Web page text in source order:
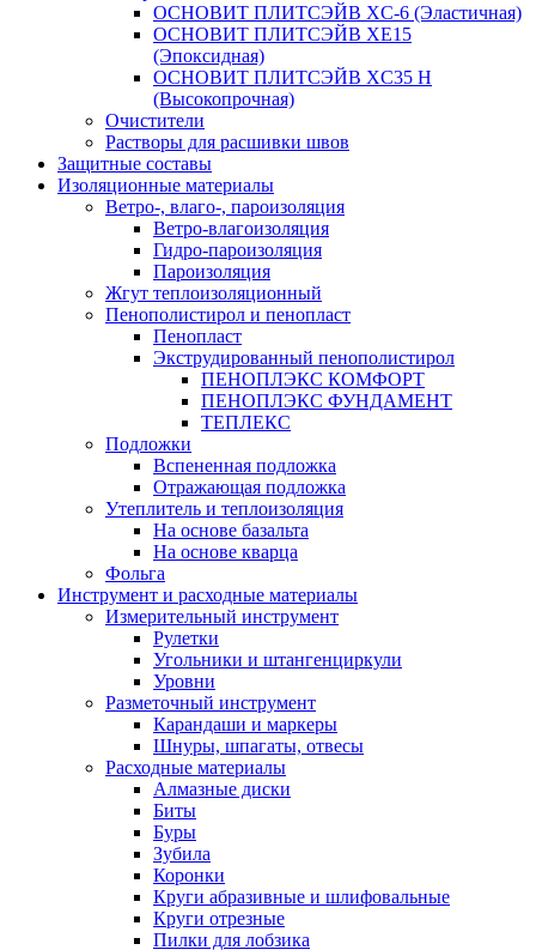
ОСНОВИТ ПЛИТСЭЙВ XC-6 (Эластичная)
ОСНОВИТ ПЛИТСЭЙВ XЕ15
(Эпоксидная)
ОСНОВИТ ПЛИТСЭЙВ XС35 Н
(Высокопрочная)
Очистители
Растворы для расшивки швов
Защитные составы
Изоляционные материалы
Ветро-, влаго-, пароизоляция
Ветро-влагоизоляция
Гидро-пароизоляция
Пароизоляция
Жгут теплоизоляционный
Пенополистирол и пенопласт
Пенопласт
Экструдированный пенополистирол
ПЕНОПЛЭКС КОМФОРТ
ПЕНОПЛЭКС ФУНДАМЕНТ
ТЕПЛЕКС
Подложки
Вспененная подложка
Отражающая подложка
Утеплитель и теплоизоляция
На основе базальта
На основе кварца
Фольга
Инструмент и расходные материалы
Измерительный инструмент
Рулетки
Угольники и штангенциркули
Уровни
Разметочный инструмент
Карандаши и маркеры
Шнуры, шпагаты, отвесы
Расходные материалы
Алмазные диски
Биты
Буры
Зубила
Коронки
Круги абразивные и шлифовальные
Круги отрезные
Пилки для лобзика